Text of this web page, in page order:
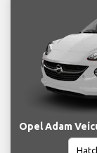
Opel Adam